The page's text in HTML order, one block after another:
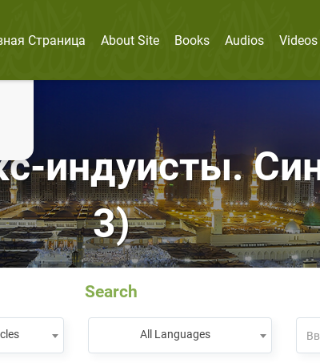
it.
Страница About Site Books Audios Videos
индуисты.
3)
Search
All Languages